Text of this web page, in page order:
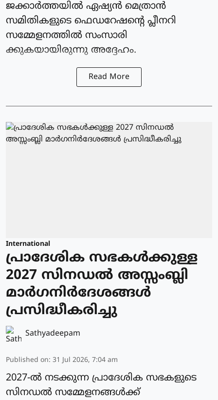
ജക്കാര്‍ത്തയില്‍ ഏഷ്യന്‍ മെത്രാൻ
സമിതികളുടെ ഫെഡറേഷന്റെ പ്ലീനറി
സമ്മേളനത്തില്‍ സംസാരി
ക്കുകയായിരുന്നു അദ്ദേഹം.
Read More
International
പ്രാദേശിക സഭകള്‍ക്കുള്ള
2027 സിനഡല്‍ അസ്സംബ്ലി
മാര്‍ഗനിര്‍ദേശങ്ങള്‍
പ്രസിദ്ധീകരിച്ചു
Sathyadeepam
Published on: 31 Jul 2026, 7:04 am
2027-ല്‍ നടക്കുന്ന പ്രാദേശിക സഭകളുടെ
സിനഡല്‍ സമ്മേളനങ്ങള്‍ക്ക്